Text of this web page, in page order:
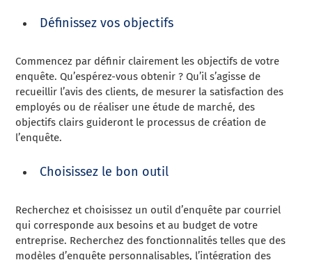
Définissez vos objectifs
Commencez par définir clairement les objectifs de votre
enquête. Qu’espérez-vous obtenir ? Qu’il s’agisse de
recueillir l’avis des clients, de mesurer la satisfaction des
employés ou de réaliser une étude de marché, des
objectifs clairs guideront le processus de création de
l’enquête.
Choisissez le bon outil
Recherchez et choisissez un outil d’enquête par courriel
qui corresponde aux besoins et au budget de votre
entreprise. Recherchez des fonctionnalités telles que des
modèles d’enquête personnalisables, l’intégration des